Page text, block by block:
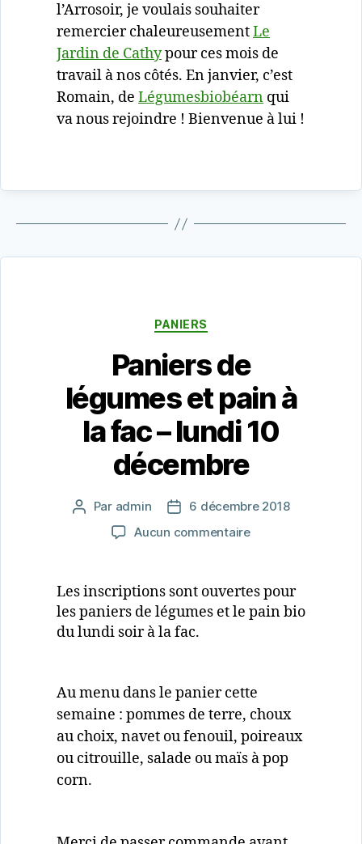
les
paniers
!
l’Arrosoir, je voulais souhaiter
remercier chaleureusementLe
Jardin de Cathypour ces mois de
travail à nos côtés. En janvier, c’est
Romain, de Légumesbiobéarn qui
va nous rejoindre ! Bienvenue à lui !
Catégories
PANIERS
Paniers de
légumes et pain à
la fac – lundi 10
décembre
Auteur
l’article
Par admin
Date6 décembre 2018
Aucun commentairesur
légumes
pain
–
lundi
10
décembre
Les inscriptions sont ouvertes pour
les paniers de légumes et le pain bio
du lundi soir à la fac.
Au menu dans le panier cette
semaine : pommes de terre, choux
au choix, navet ou fenouil, poireaux
ou citrouille, salade ou maïs à pop
corn.